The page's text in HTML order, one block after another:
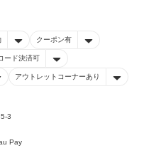
クーポン有
ード決済可
アウトレットコーナーあり
3
Pay